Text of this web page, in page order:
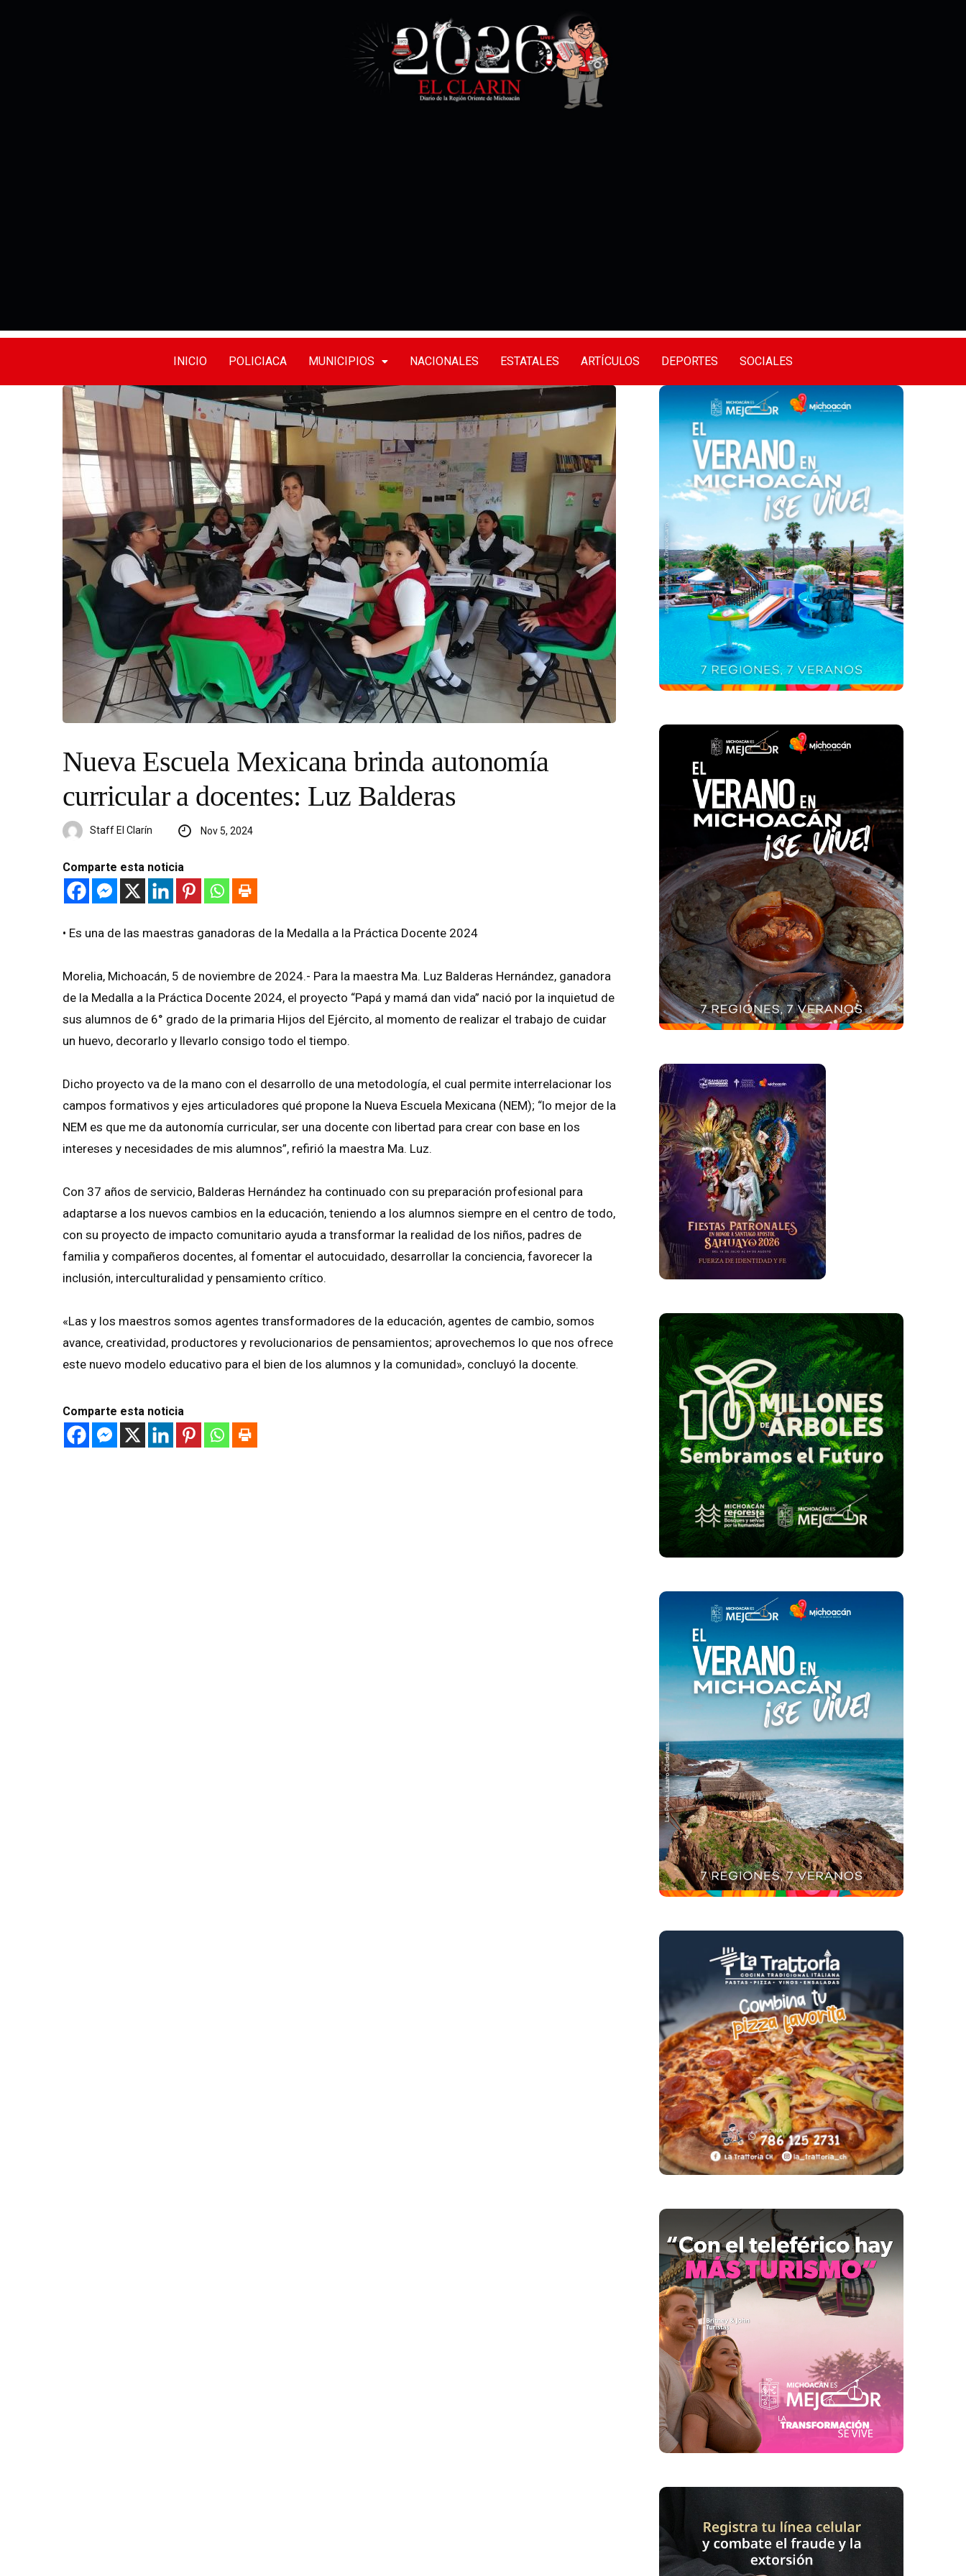
INICIO POLICIACA MUNICIPIOS NACIONALES ESTATALES ARTÍCULOS DEPORTES SOCIALES
Nueva Escuela Mexicana brinda autonomía
curricular a docentes: Luz Balderas
Staff El Clarín Nov 5, 2024
Comparte esta noticia
• Es una de las maestras ganadoras de la Medalla a la Práctica Docente 2024
Morelia, Michoacán, 5 de noviembre de 2024.- Para la maestra Ma. Luz Balderas Hernández, ganadora
de la Medalla a la Práctica Docente 2024, el proyecto “Papá y mamá dan vida” nació por la inquietud de
sus alumnos de 6° grado de la primaria Hijos del Ejército, al momento de realizar el trabajo de cuidar
un huevo, decorarlo y llevarlo consigo todo el tiempo.
Dicho proyecto va de la mano con el desarrollo de una metodología, el cual permite interrelacionar los
campos formativos y ejes articuladores qué propone la Nueva Escuela Mexicana (NEM); “lo mejor de la
NEM es que me da autonomía curricular, ser una docente con libertad para crear con base en los
intereses y necesidades de mis alumnos”, refirió la maestra Ma. Luz.
Con 37 años de servicio, Balderas Hernández ha continuado con su preparación profesional para
adaptarse a los nuevos cambios en la educación, teniendo a los alumnos siempre en el centro de todo,
con su proyecto de impacto comunitario ayuda a transformar la realidad de los niños, padres de
familia y compañeros docentes, al fomentar el autocuidado, desarrollar la conciencia, favorecer la
inclusión, interculturalidad y pensamiento crítico.
«Las y los maestros somos agentes transformadores de la educación, agentes de cambio, somos
avance, creatividad, productores y revolucionarios de pensamientos; aprovechemos lo que nos ofrece
este nuevo modelo educativo para el bien de los alumnos y la comunidad», concluyó la docente.
Comparte esta noticia